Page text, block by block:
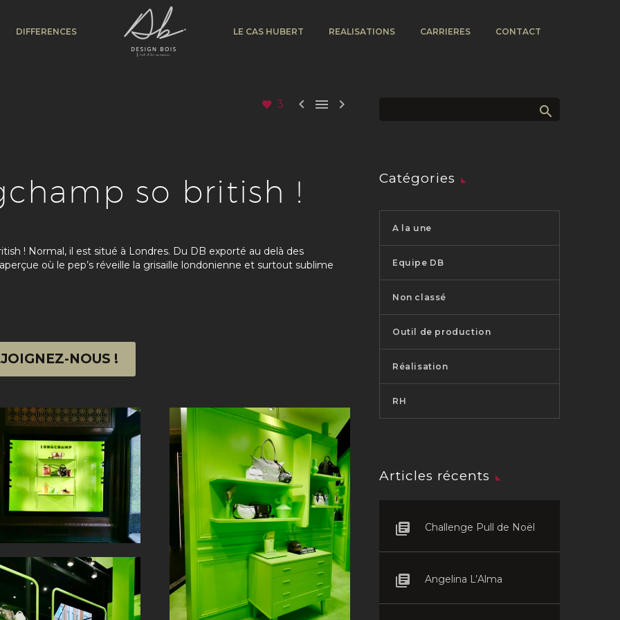
DIFFERENCES LE CAS HUBERT REALISATIONS CARRIERES CONTACT
3   
so british !
! Normal, il est situé à Londres. Du DB exporté au delà des
où le pep’s réveille la grisaille londonienne et surtout sublime
NOUS !
Catégories
A la une
Equipe DB
Non classé
Outil de production
Réalisation
RH
Articles récents
Challenge Pull de Noël
Angelina L’Alma